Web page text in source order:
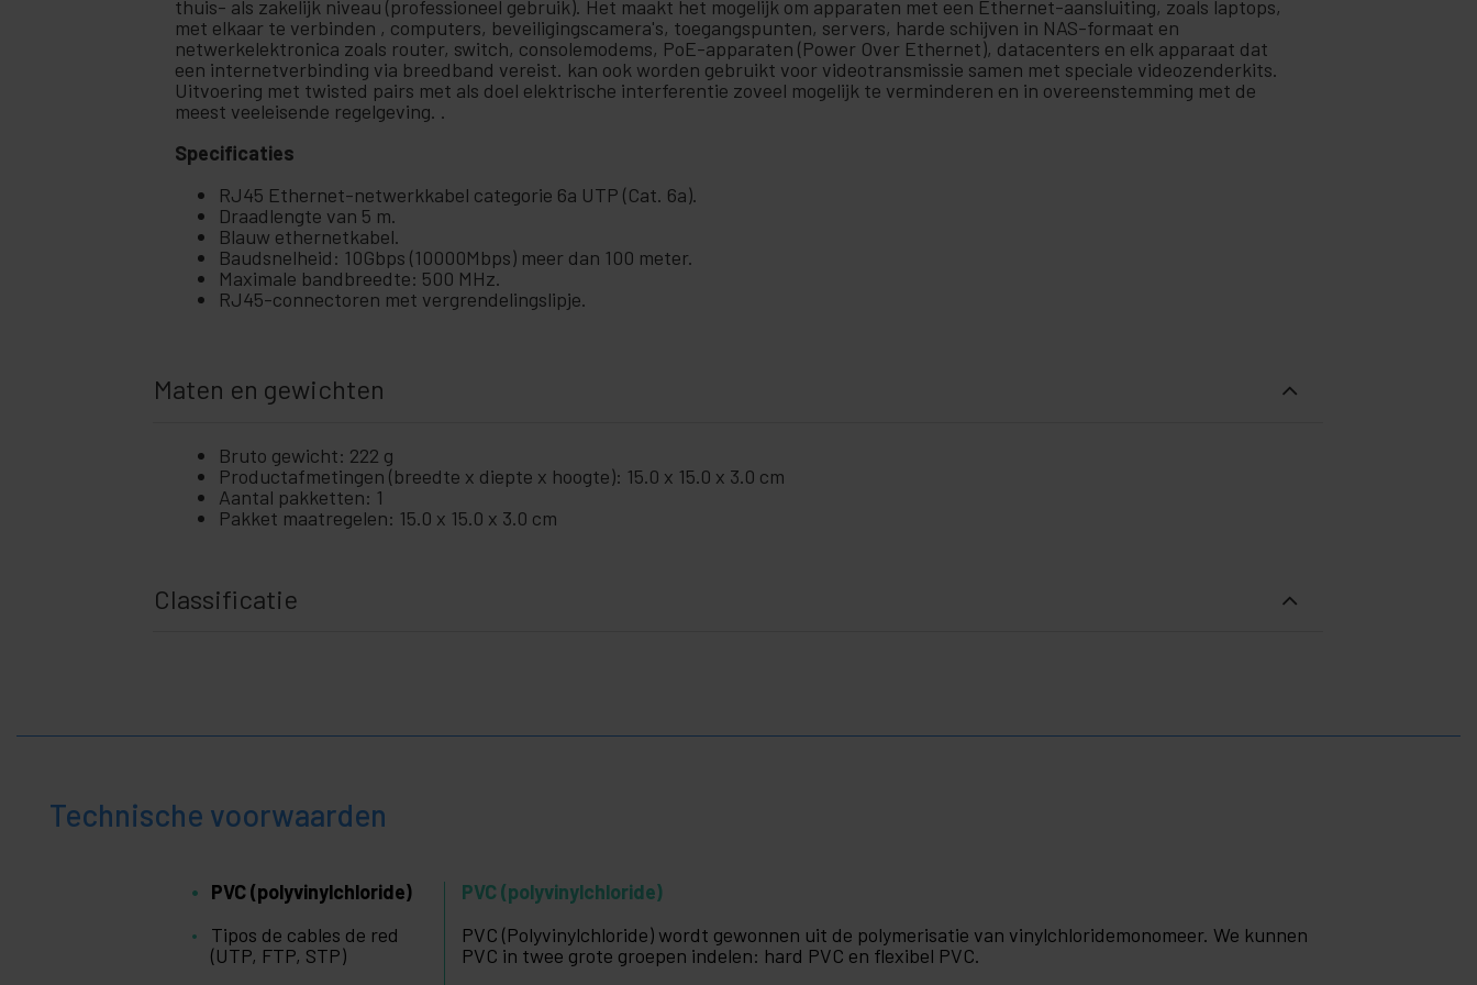
Ubiquiti-netwerken
+
thuis- als zakelijk niveau (professioneel gebruik). Het maakt het mogelijk om apparaten met een Ethernet-aansluiting, zoals laptops,
met elkaar te verbinden , computers, beveiligingscamera's, toegangspunten, servers, harde schijven in NAS-formaat en
netwerkelektronica zoals router, switch, consolemodems, PoE-apparaten (Power Over Ethernet), datacenters en elk apparaat dat
een internetverbinding via breedband vereist. kan ook worden gebruikt voor videotransmissie samen met speciale videozenderkits.
Uitvoering met twisted pairs met als doel elektrische interferentie zoveel mogelijk te verminderen en in overeenstemming met de
meest veeleisende regelgeving. .
Specificaties
RJ45 Ethernet-netwerkkabel categorie 6a UTP (Cat. 6a).
Draadlengte van 5 m.
Blauw ethernetkabel.
Baudsnelheid: 10Gbps (10000Mbps) meer dan 100 meter.
Maximale bandbreedte: 500 MHz.
RJ45-connectoren met vergrendelingslipje.
Maten en gewichten
Bruto gewicht: 222 g
Productafmetingen (breedte x diepte x hoogte): 15.0 x 15.0 x 3.0 cm
Aantal pakketten: 1
Pakket maatregelen: 15.0 x 15.0 x 3.0 cm
Classificatie
Technische voorwaarden
PVC (polyvinylchloride)
Tipos de cables de red
(UTP, FTP, STP)
PVC (polyvinylchloride)
PVC (Polyvinylchloride) wordt gewonnen uit de polymerisatie van vinylchloridemonomeer. We kunnen
PVC in twee grote groepen indelen: hard PVC en flexibel PVC.